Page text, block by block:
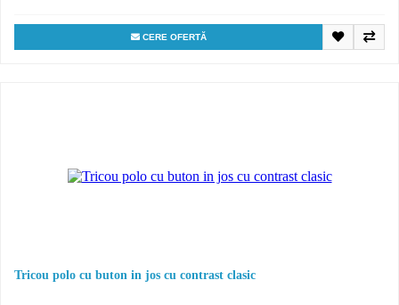
CERE OFERTĂ
Tricou polo cu buton in jos cu contrast clasic